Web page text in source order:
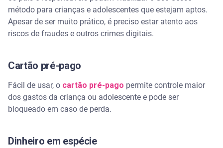
método para crianças e adolescentes que estejam aptos.
Apesar de ser muito prático, é preciso estar atento aos
riscos de fraudes e outros crimes digitais.
Cartão pré-pago
Fácil de usar, o cartão pré-pago permite controle maior
dos gastos da criança ou adolescente e pode ser
bloqueado em caso de perda.
Dinheiro em espécie